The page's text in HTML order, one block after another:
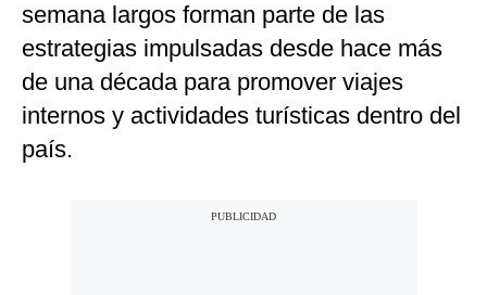
semana largos forman parte de las
estrategias impulsadas desde hace más
de una década para promover viajes
internos y actividades turísticas dentro del
país.